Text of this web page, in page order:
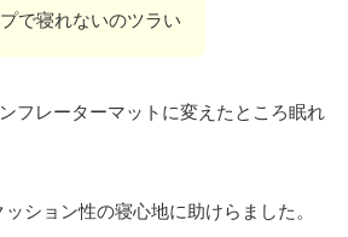
で寝れないのツラい
フレーターマットに変えたところ眠れ
ション性の寝心地に助けらました。